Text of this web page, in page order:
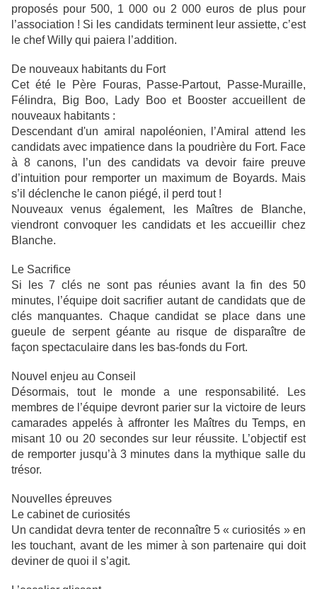
proposés pour 500, 1 000 ou 2 000 euros de plus pour
l’association ! Si les candidats terminent leur assiette, c’est
le chef Willy qui paiera l’addition.
De nouveaux habitants du Fort
Cet été le Père Fouras, Passe-Partout, Passe-Muraille,
Félindra, Big Boo, Lady Boo et Booster accueillent de
nouveaux habitants :
Descendant d'un amiral napoléonien, l’Amiral attend les
candidats avec impatience dans la poudrière du Fort. Face
à 8 canons, l’un des candidats va devoir faire preuve
d’intuition pour remporter un maximum de Boyards. Mais
s’il déclenche le canon piégé, il perd tout !
Nouveaux venus également, les Maîtres de Blanche,
viendront convoquer les candidats et les accueillir chez
Blanche.
Le Sacrifice
Si les 7 clés ne sont pas réunies avant la fin des 50
minutes, l’équipe doit sacrifier autant de candidats que de
clés manquantes. Chaque candidat se place dans une
gueule de serpent géante au risque de disparaître de
façon spectaculaire dans les bas-fonds du Fort.
Nouvel enjeu au Conseil
Désormais, tout le monde a une responsabilité. Les
membres de l’équipe devront parier sur la victoire de leurs
camarades appelés à affronter les Maîtres du Temps, en
misant 10 ou 20 secondes sur leur réussite. L’objectif est
de remporter jusqu’à 3 minutes dans la mythique salle du
trésor.
Nouvelles épreuves
Le cabinet de curiosités
Un candidat devra tenter de reconnaître 5 « curiosités » en
les touchant, avant de les mimer à son partenaire qui doit
deviner de quoi il s’agit.